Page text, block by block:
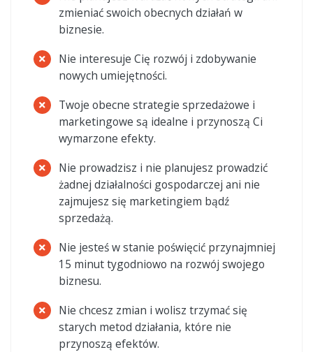
zmieniać swoich obecnych działań w
biznesie.
Nie interesuje Cię rozwój i zdobywanie
nowych umiejętności.
Twoje obecne strategie sprzedażowe i
marketingowe są idealne i przynoszą Ci
wymarzone efekty.
Nie prowadzisz i nie planujesz prowadzić
żadnej działalności gospodarczej ani nie
zajmujesz się marketingiem bądź
sprzedażą.
Nie jesteś w stanie poświęcić przynajmniej
15 minut tygodniowo na rozwój swojego
biznesu.
Nie chcesz zmian i wolisz trzymać się
starych metod działania, które nie
przynoszą efektów.